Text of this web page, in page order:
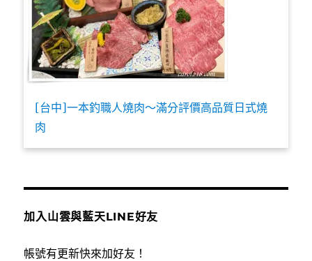
[台中]一本釣職人燒肉～滿分評價高品質日式燒
肉
加入山雲與藍天LINE好友
帳號有更新快來加好友！